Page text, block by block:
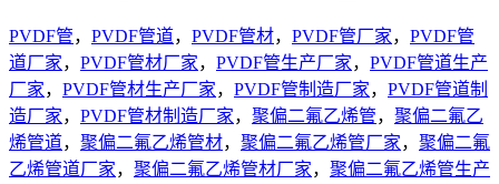
PVDF管， PVDF管道， PVDF管材， PVDF管厂家， PVDF管
道厂家， PVDF管材厂家， PVDF管生产厂家， PVDF管道生产
厂家， PVDF管材生产厂家， PVDF管制造厂家， PVDF管道制
造厂家， PVDF管材制造厂家， 聚偏二氟乙烯管， 聚偏二氟乙
烯管道， 聚偏二氟乙烯管材， 聚偏二氟乙烯管厂家， 聚偏二氟
乙烯管道厂家， 聚偏二氟乙烯管材厂家， 聚偏二氟乙烯管生产